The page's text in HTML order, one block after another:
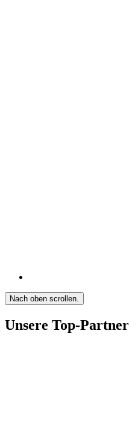
Nach oben scrollen.
Unsere Top-Partner